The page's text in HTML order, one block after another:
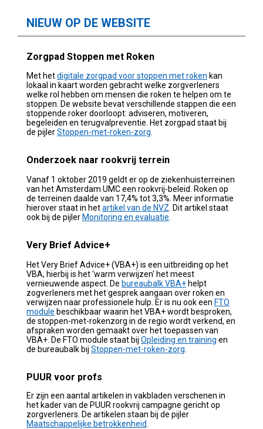
NIEUW OP DE WEBSITE
Zorgpad Stoppen met Roken
Met hetdigitale zorgpad voor stoppen met roken kan
lokaal in kaart worden gebracht welke zorgverleners
welke rol hebben om mensen die roken te helpen om te
stoppen. De website bevat verschillende stappen die een
stoppende roker doorloopt: adviseren, motiveren,
begeleiden en terugvalpreventie. Het zorgpad staat bij
de pijlerStoppen-met-roken-zorg
Onderzoek naar rookvrij terrein
Vanaf 1 oktober 2019 geldt er op de ziekenhuisterreinen
van het Amsterdam UMC een rookvrij-beleid. Roken op
de terreinen daalde van 17,4% tot 3,3%. Meer informatie
hierover staat in hetartikel van de NVZ . Dit artikel staat
ook bij de pijler Monitoring en evaluatie
Very Brief Advice+
Het Very Brief Advice+ (VBA+) is een uitbreiding op het
VBA, hierbij is het 'warm verwijzen' het meest
vernieuwende aspect. De bureaubalk VBA+ helpt
zogverleners met het gesprek aangaan over roken en
verwijzen naar professionele hulp. Er is nu ook een FTO
module beschikbaar waarin het VBA+ wordt besproken,
de stoppen-met-rokenzorg in de regio wordt verkend, en
afspraken worden gemaakt over het toepassen van
VBA+. De FTO module staat bij Opleiding en training en
de bureaubalk bij Stoppen-met-roken-zorg
PUUR voor profs
Er zijn een aantal artikelen in vakbladen verschenen in
het kader van de PUUR rookvrij campagne gericht op
zorgverleners. De artikelen staan bij de pijler
Maatschappelijke betrokkenheid